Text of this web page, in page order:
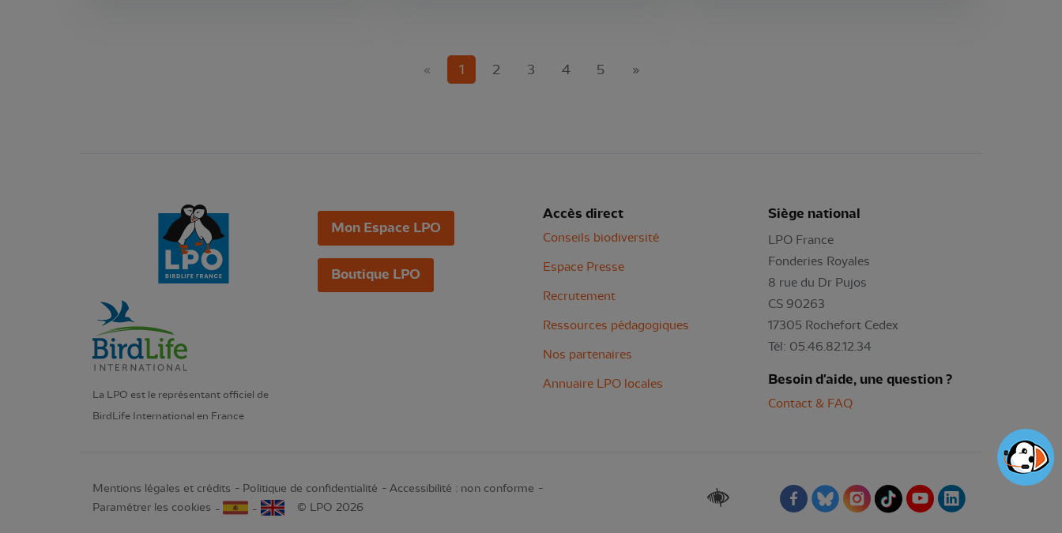
« 1(current)
2 3 4 5 »
La LPO est le représentant officiel de
BirdLife International en France
Mon Espace LPO
Boutique LPO
Accès direct
Conseils biodiversité
Espace Presse
Recrutement
Ressources pédagogiques
Nos partenaires
Annuaire LPO locales
Siège national
LPO France
Fonderies Royales
8 rue du Dr Pujos
CS 90263
17305 Rochefort Cedex
Tél: 05.46.82.12.34
Besoin d'aide, une question ?
Contact & FAQ
Mentions légales et crédits Politique de confidentialité
Accessibilité : non conforme
Paramétrer les cookies
© LPO 2026 Renforcer les contrastes